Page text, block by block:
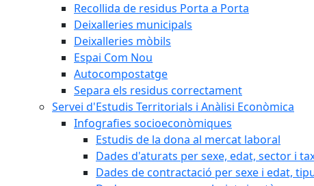
Recollida de residus Porta a Porta
Deixalleries municipals
Deixalleries mòbils
Espai Com Nou
Autocompostatge
Separa els residus correctament
Servei d'Estudis Territorials i Anàlisi Econòmica
Infografies socioeconòmiques
Estudis de la dona al mercat laboral
Dades d'aturats per sexe, edat, sector i
Dades de contractació per sexe i edat,